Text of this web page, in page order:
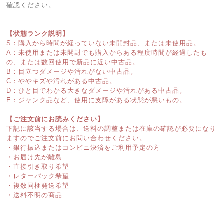
確認ください。
【状態ランク説明】
S：購入から時間が経っていない未開封品、または未使用品。
A：未使用または未開封でも購入からある程度時間が経過したも
の、または数回使用で新品に近い中古品。
B：目立つダメージや汚れがない中古品。
C：ややキズや汚れがある中古品。
D：ひと目でわかる大きなダメージや汚れがある中古品。
E：ジャンク品など、使用に支障がある状態が悪いもの。
【ご注文前にお読みください】
下記に該当する場合は、送料の調整または在庫の確認が必要になり
ますのでご注文前にお問い合わせください。
・銀行振込またはコンビニ決済をご利用予定の方
・お届け先が離島
・直接引き取り希望
・レターパック希望
・複数同梱発送希望
・送料不明の商品